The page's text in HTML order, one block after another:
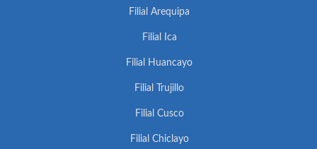
Filial Arequipa
Filial Ica
Filial Huancayo
Filial Trujillo
Filial Cusco
Filial Chiclayo